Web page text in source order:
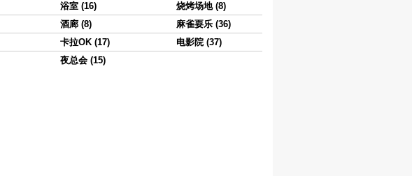
浴室 (16)
烧烤场地 (8)
酒廊 (8)
麻雀耍乐 (36)
卡拉OK (17)
电影院 (37)
夜总会 (15)